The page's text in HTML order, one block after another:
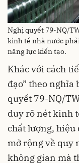
Nghị quyết 79-NQ/
kinh tế nhà nước
năng lực kiến tạo.
Khác với cách
đạo” theo
quyết 79-NQ/
duy rõ nét kinh
chất lượng, hiệu
mở rộng về quy
không gian mà